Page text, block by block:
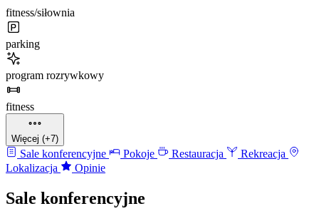
fitness/siłownia
parking
program rozrywkowy
fitness
Więcej (+7)
Sale konferencyjne Pokoje Restauracja
Rekreacja
Lokalizacja
Opinie
Sale konferencyjne